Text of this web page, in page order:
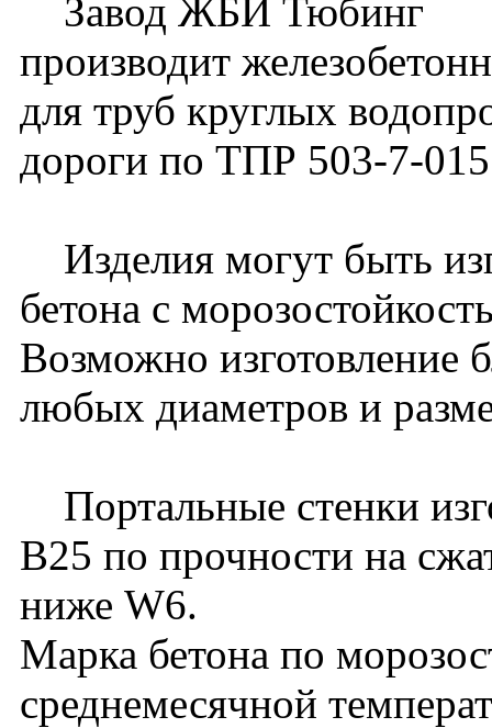
Завод ЖБИ Тюбинг
производит
для труб круглых
дороги по ТПР 503-7-
Изделия могут быть
бетона с
Возможно изготовление
любых диаметров и
Портальные стенки
В25 по прочности на
ниже W6.
Марка бетона по
среднемесячной